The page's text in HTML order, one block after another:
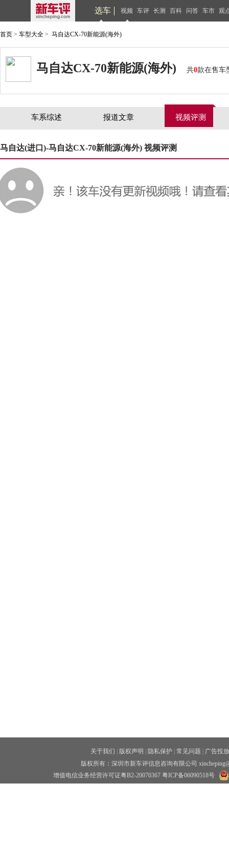
选车 视频 车评 长测 百科 问答 车市 观
首页 > 车型大全 > 马自达CX-70新能源(海外)
马自达CX-70新能源(海外) 共0款在售车
车系综述 报道文章 视频评测
马自达(进口)-马自达CX-70新能源(海外) 视频评测
关于我们 版权声明 隐私保护 常见问题
广告投放
版权所有：深圳市新车评信息咨询有限公司
增值电信业务经营许可证粤B2-20070367 粤ICP备06090518号